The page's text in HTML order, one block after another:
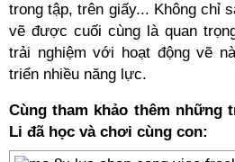
trong tập, trên giấy... Không chỉ
vẽ được cuối cùng là quan
trải nghiệm với hoạt động vẽ
triển nhiều năng lực.
Cùng tham khảo thêm
Li đã học và chơi cùng con: